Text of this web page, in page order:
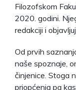
Filozofskom
2020. godini.
redakciji i
Od prvih
naše spoznaje,
činjenice. Stoga
priopćenja pa